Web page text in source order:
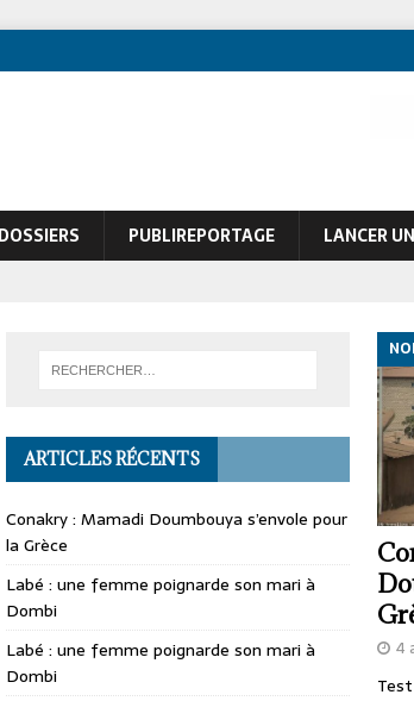
PUBLIREPORTAGE LANCER
ARTICLES RÉCENTS
Conakry : Mamadi Doumbouya s’envole pour
la Grèce
Labé : une femme poignarde son mari à
Dombi
Labé : une femme poignarde son mari à
Dombi
4